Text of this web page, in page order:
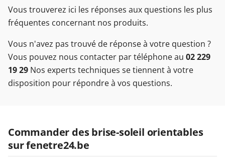
Vous trouverez ici les réponses aux questions les plus
fréquentes concernant nos produits.
Vous n'avez pas trouvé de réponse à votre question ?
Vous pouvez nous contacter par téléphone au 02 229
19 29 Nos experts techniques se tiennent à votre
disposition pour répondre à vos questions.
Commander des brise-soleil orientables
sur fenetre24.be